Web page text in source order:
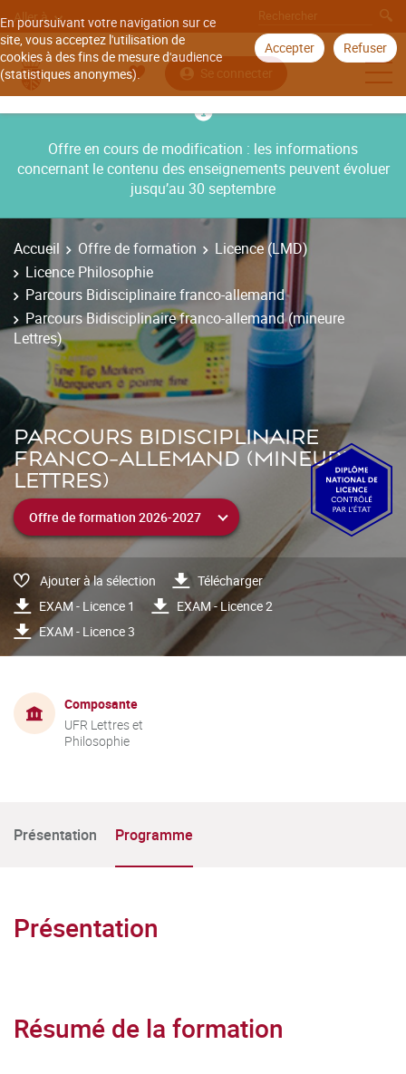
En poursuivant votre navigation sur ce
site, vous acceptez l'utilisation de
cookies à des fins de mesure d'audience
(statistiques anonymes).
Accepter Refuser
Aller à
Se connecter
Offre en cours de modification : les informations
concernant le contenu des enseignements peuvent évoluer
jusqu’au 30 septembre
Accueil Offre de formation
Licence (LMD)
Licence Philosophie
Parcours Bidisciplinaire franco-allemand
Parcours Bidisciplinaire franco-allemand (mineure
Lettres)
PARCOURS BIDISCIPLINAIRE
FRANCO-ALLEMAND (MINEURE
LETTRES)
Ajouter à la sélection
Télécharger
EXAM - Licence 1
EXAM - Licence 2
EXAM - Licence 3
Composante
UFR Lettres et
Philosophie
Présentation Programme
Présentation
Résumé de la formation